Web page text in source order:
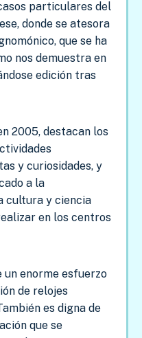
particulares del
donde se atesora
que se ha
nos demuestra en
edición tras
2005, destacan los
y curiosidades, y
a la
cultura y ciencia
en los centros
un enorme esfuerzo
de relojes
es digna de
que se